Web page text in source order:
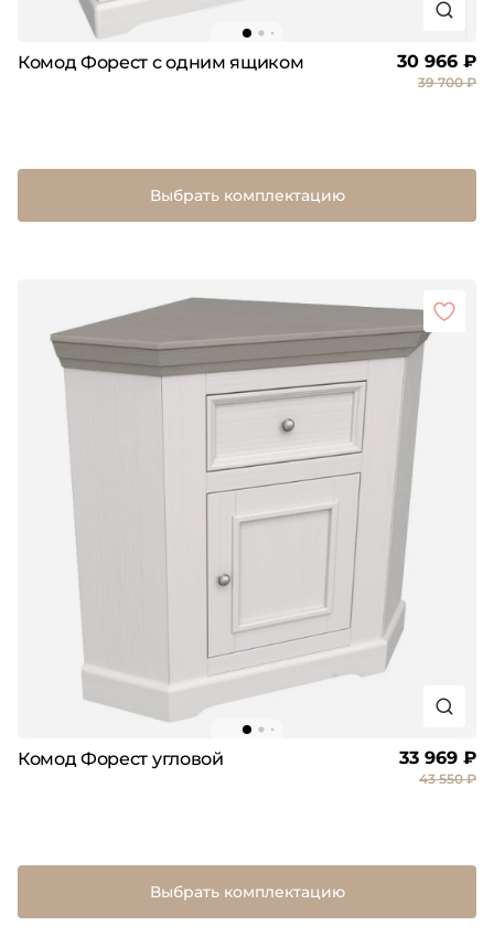
Комод Форест с одним ящиком 30 966 ₽
39 700 ₽
Выбрать комплектацию
Комод Форест угловой 33 969 ₽
43 550 ₽
Выбрать комплектацию